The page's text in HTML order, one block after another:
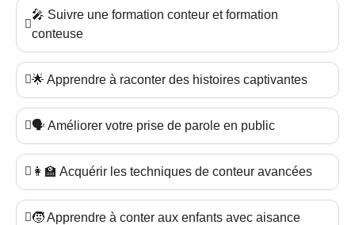
🎤 Suivre une formation conteur et formation
conteuse
🌟 Apprendre à raconter des histoires captivantes
🗣️ Améliorer votre prise de parole en public
👩‍🏫 Acquérir les techniques de conteur avancées
🧒 Apprendre à conter aux enfants avec aisance